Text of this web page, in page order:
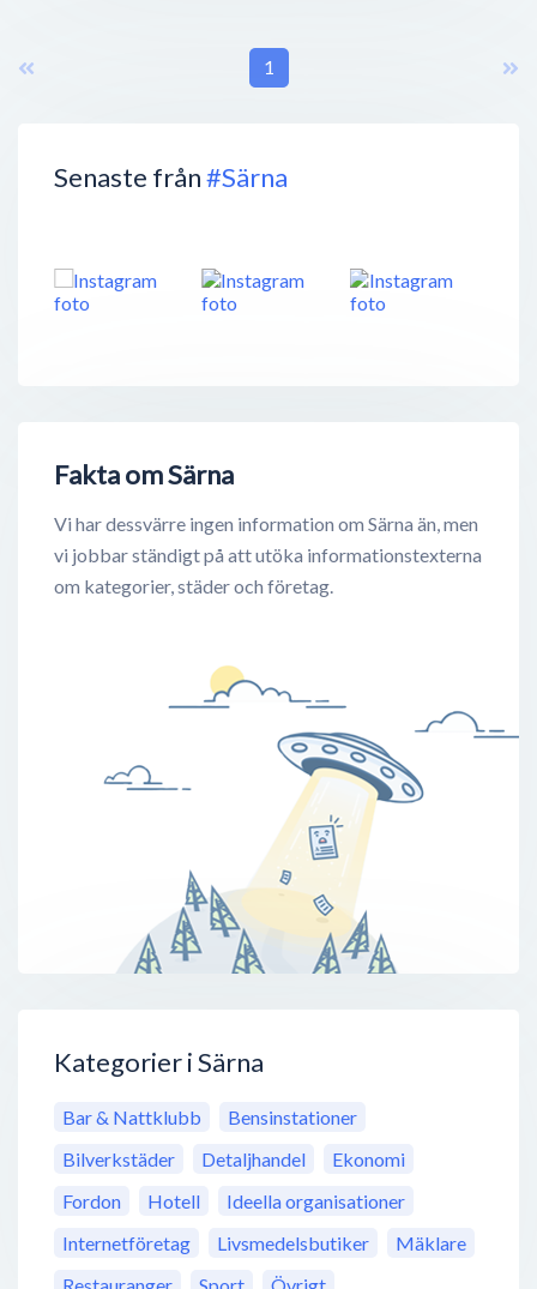
Senaste från#Särna
Fakta om Särna
Vi har dessvärre ingen information om Särna än, men
vi jobbar ständigt på att utöka informationstexterna
om kategorier, städer och företag.
Kategorier i Särna
Bar & Nattklubb
Bensinstationer
Bilverkstäder
Detaljhandel
Ekonomi
Fordon
Hotell
Ideella organisationer
Internetföretag
Livsmedelsbutiker
Mäklare
1